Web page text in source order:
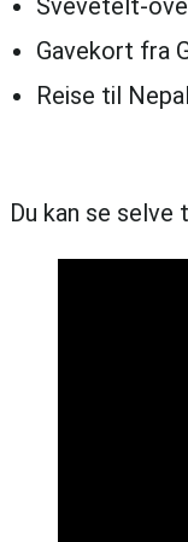
Svevetelt-
Gavekort fra
Reise til
Du kan se selve